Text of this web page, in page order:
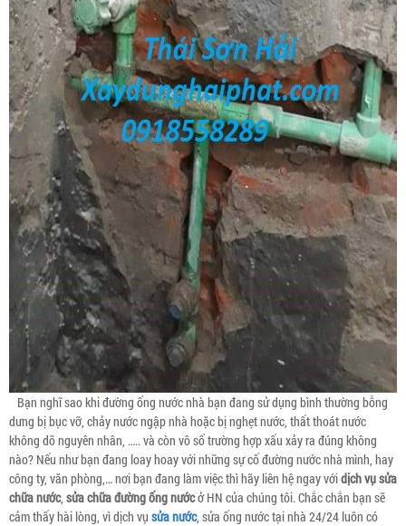
Bạn nghĩ sao khi đường ống nước nhà bạn đang sử dụng bình thường bỗng
dưng bị bục vỡ, chảy nước ngập nhà hoặc bị nghẹt nước, thất thoát nước
không dõ nguyên nhân, ….. và còn vô số trường hợp xấu xảy ra đúng không
nào? Nếu như bạn đang loay hoay với những sự cố đường nước nhà mình, hay
công ty, văn phòng,… nơi bạn đang làm việc thì hãy liên hệ ngay vớidịch vụ sửa
chữa nước, sửa chữa đường ống nướcở HN của chúng tôi. Chắc chắn bạn sẽ
cảm thấy hài lòng, vì dịch vụ sửa nước, sửa ống nước tại nhà 24/24 luôn có